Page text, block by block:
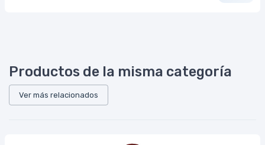
Productos de la misma categoría
Ver más relacionados